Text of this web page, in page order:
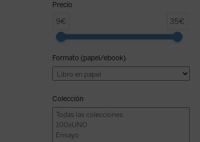
Precio
9€ 35€
Formato (papel/ebook)
Colección